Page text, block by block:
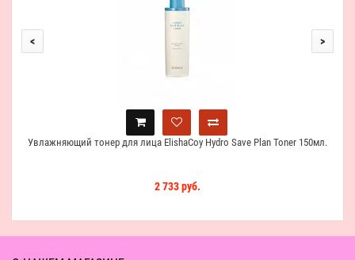
Увлажняющий тонер для лица ElishaCoy Hydro Save Plan Toner 150мл.
2 733 руб.
< >